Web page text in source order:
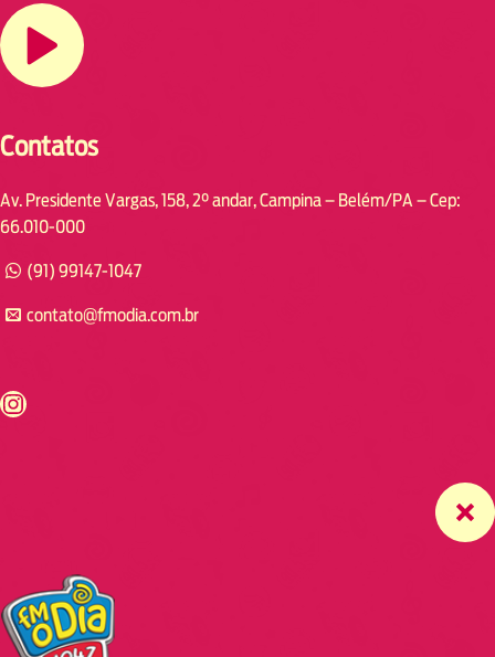
Contatos
Av. Presidente Vargas, 158, 2° andar, Campina – Belém/PA – Cep:
66.010-000
(91) 99147-1047
contato@fmodia.com.br
https://www.instagram.com/fmodia.cabofrio/